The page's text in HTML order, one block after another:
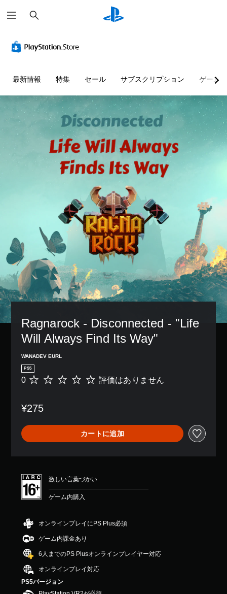
索
最新情報 特集 セール サブスクリプション ゲーム
Ragnarock - Disconnected - "Life
Will Always Find Its Way"
WANADEV EURL
PS5
評
あ
ま
せ
ん
0 評価はありません
¥275
カートに追加
激しい言葉づかい
ゲーム内購入
オンラインプレイにPS Plus必須
ゲーム内課金あり
6人までのPS Plusオンラインプレイヤー対応
オンラインプレイ対応
PS5バージョン